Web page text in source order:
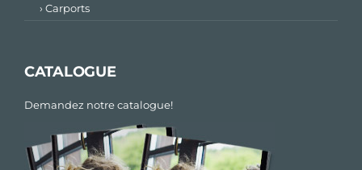
› Carports
CATALOGUE
Demandez notre catalogue!